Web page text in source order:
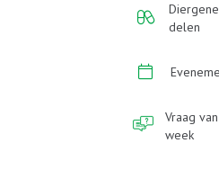
delen
Vraag
week